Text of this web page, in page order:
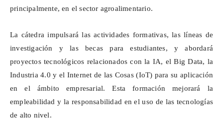
principalmente, en el sector agroalimentario.
La cátedra impulsará las actividades formativas, las líneas de
investigación y las becas para estudiantes, y abordará
proyectos tecnológicos relacionados con la IA, el Big Data, la
Industria 4.0 y el Internet de las Cosas (IoT) para su aplicación
en el ámbito empresarial. Esta formación mejorará la
empleabilidad y la responsabilidad en el uso de las tecnologías
de alto nivel.